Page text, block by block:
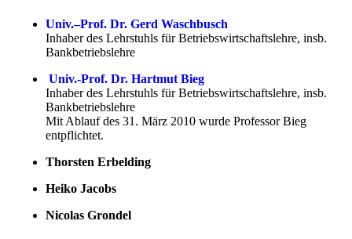
Univ.–Prof. Dr. Gerd Waschbusch
Inhaber des Lehrstuhls für Betriebswirtschaftslehre, insb.
Bankbetriebslehre
Univ.-Prof. Dr. Hartmut Bieg
Inhaber des Lehrstuhls für Betriebswirtschaftslehre, insb.
Bankbetriebslehre
Mit Ablauf des 31. März 2010 wurde Professor Bieg
entpflichtet.
Thorsten Erbelding
Heiko Jacobs
Nicolas Grondel